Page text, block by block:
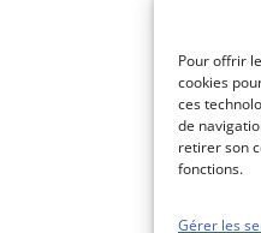
Pour offrir
cookies
ces
de
retirer son
fonctions.
Gérer les